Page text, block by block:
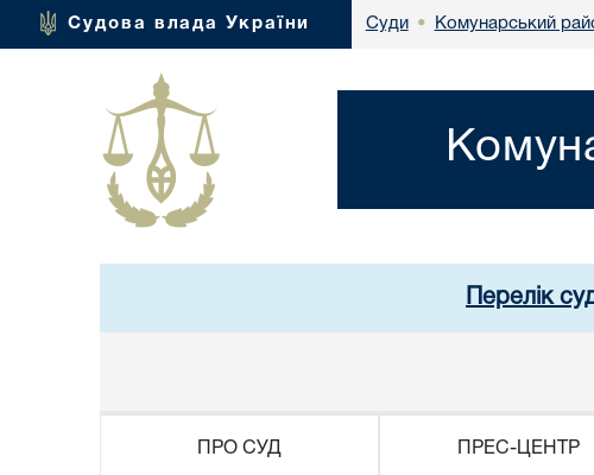
Судова влада України Суди • Комунарський
Перелік
ПРО СУД ПРЕС-ЦЕНТР